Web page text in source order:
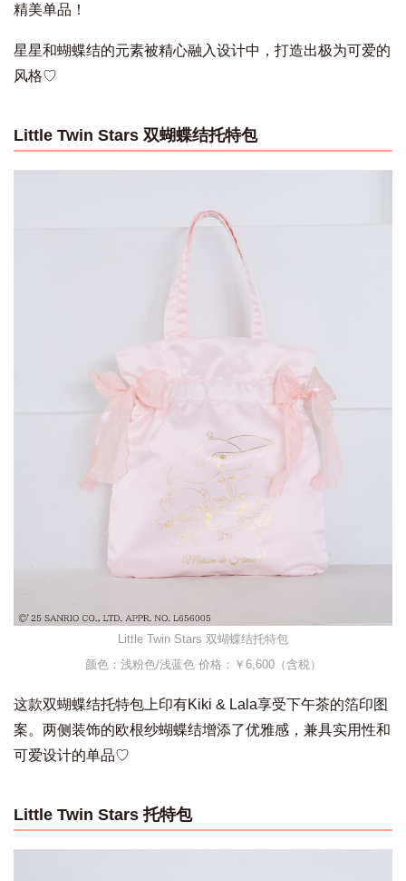
精美单品！
星星和蝴蝶结的元素被精心融入设计中，打造出极为可爱的
风格♡
Little Twin Stars 双蝴蝶结托特包
Little Twin Stars 双蝴蝶结托特包
颜色：浅粉色/浅蓝色价格：￥6,600（含税）
这款双蝴蝶结托特包上印有Kiki & Lala享受下午茶的箔印图
案。两侧装饰的欧根纱蝴蝶结增添了优雅感，兼具实用性和
可爱设计的单品♡
Little Twin Stars 托特包